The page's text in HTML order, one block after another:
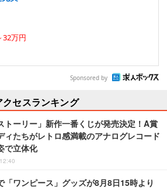
32万円
Sponsored by
クセスランキング
トーリー」新作一番くじが発売決定！A賞
ィたちがレトロ感満載のアナログレコード
で立体化
「ワンピース」グッズが8月8日15時より